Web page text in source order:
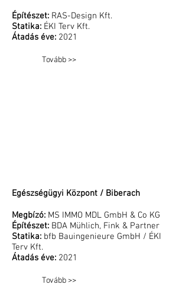
Építészet: RAS-Design Kft.
Statika: ÉKI Terv Kft.
Átadás éve: 2021
Tovább >>
Egészségügyi Központ / Biberach
Megbízó: MS IMMO MDL GmbH & Co KG
Építészet: BDA Mühlich, Fink & Partner
Statika: bfb Bauingenieure GmbH / ÉKI
Terv Kft.
Átadás éve: 2021
Tovább >>